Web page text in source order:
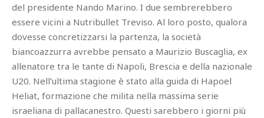
del presidente Nando Marino. I due sembrerebbero
essere vicini a Nutribullet Treviso. Al loro posto, qualora
dovesse concretizzarsi la partenza, la società
biancoazzurra avrebbe pensato a Maurizio Buscaglia, ex
allenatore tra le tante di Napoli, Brescia e della nazionale
U20. Nell’ultima stagione è stato alla guida di Hapoel
Heliat, formazione che milita nella massima serie
israeliana di pallacanestro. Questi sarebbero i giorni più